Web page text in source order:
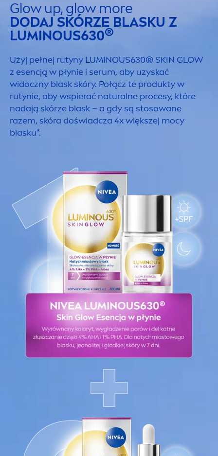
Glow up, glow more
DODAJ SKÓRZE BLASKU Z
LUMINOUS630®
Użyj pełnej rutyny LUMINOUS630® SKIN GLOW
z esencją w płynie i serum, aby uzyskać
widoczny blask skóry. Połącz te produkty w
rutynie, aby wspierać naturalne procesy, które
nadają skórze blask – a gdy są stosowane
razem, skóra doświadcza 4x większej mocy
blasku*.